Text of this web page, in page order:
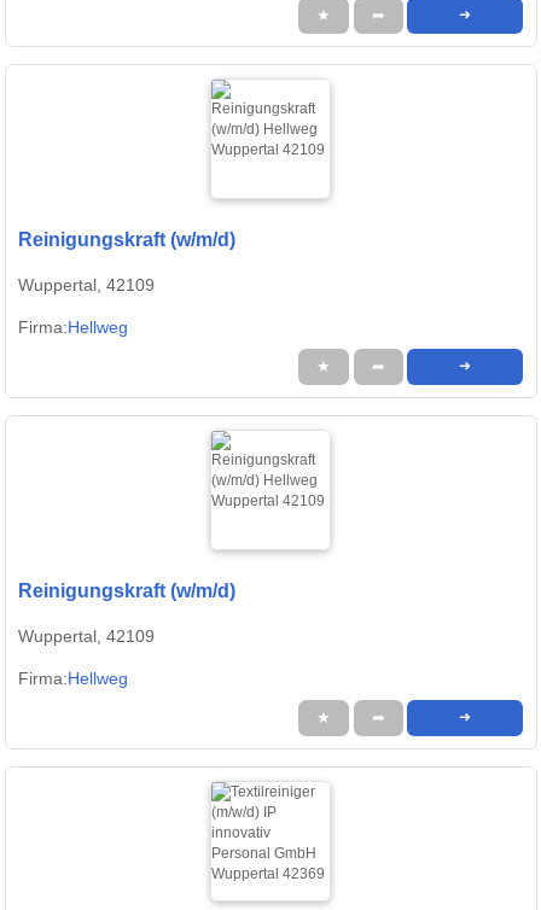
★ ➦ ➜
Reinigungskraft (w/m/d)
Wuppertal, 42109
Firma:Hellweg
★ ➦ ➜
Reinigungskraft (w/m/d)
Wuppertal, 42109
Firma:Hellweg
★ ➦ ➜